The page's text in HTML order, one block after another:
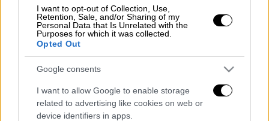
I want to opt-out of Collection, Use,
Retention, Sale, and/or Sharing of my
Personal Data that Is Unrelated with the
Purposes for which it was collected.
Opted Out
Google consents
I want to allow Google to enable storage
related to advertising like cookies on web or
device identifiers in apps.
Μετά την ανωτέρω ώρα η ηλεκτρονική
πλατφόρμαδεν θα δέχεται νέες αιτήσεις
πληρωμής της 2ης διμηνιαίας δόσης για το
2025.